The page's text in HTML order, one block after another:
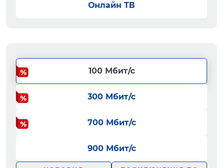
Онлайн ТВ
100 Мбит/с
300 Мбит/с
700 Мбит/с
900 Мбит/с